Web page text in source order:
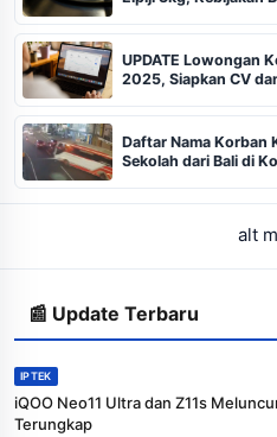
UPDATE Lowongan
2025, Siapkan CV
Daftar Nama Korban
Sekolah dari Bali di
alt
📰 Update Terbaru
IPTEK
iQOO Neo11 Ultra dan Z11s
Terungkap